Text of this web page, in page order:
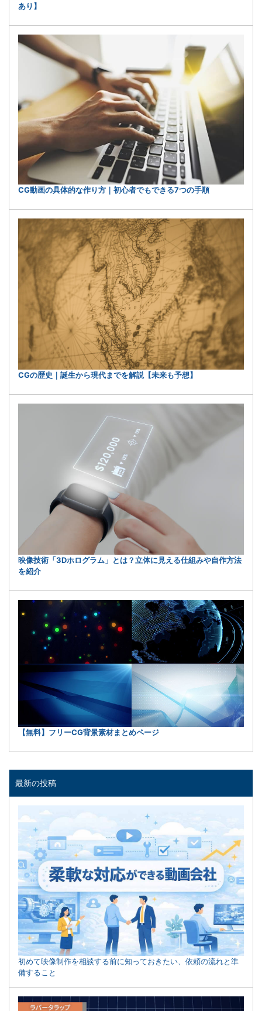
あり】
CG動画の具体的な作り方｜初心者でもできる7つの手順
CGの歴史｜誕生から現代までを解説【未来も予想】
映像技術「3Dホログラム」とは？立体に見える仕組みや自作方法
を紹介
【無料】フリーCG背景素材まとめページ
最新の投稿
初めて映像制作を相談する前に知っておきたい、依頼の流れと準
備すること